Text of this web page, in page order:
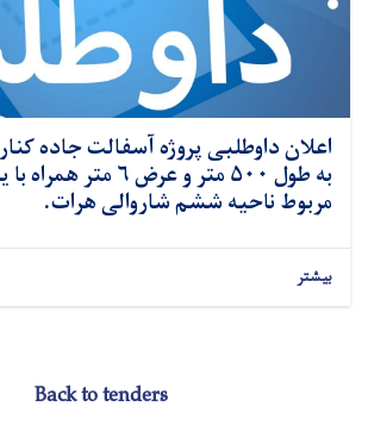
اعلان داوطلبی پروژه آسفالت جاده
به طول ۵۰۰ متر و عرض ۶
مربوط ناحیه ششم شاروالی هرات.
بیشتر
Back to tenders